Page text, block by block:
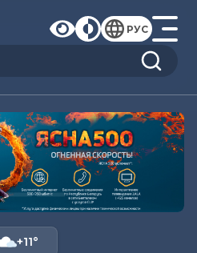
РУС
+11°